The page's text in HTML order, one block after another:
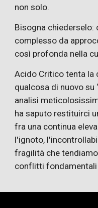
non solo.
Bisogna chiederselo:
complesso da
così profonda nella
Acido Critico tenta
qualcosa di nuovo su
analisi
ha saputo restituirci
fra una continua
l'ignoto,
fragilità che
conflitti fondamentali